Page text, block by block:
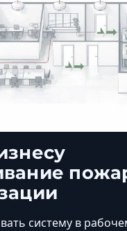
систему в